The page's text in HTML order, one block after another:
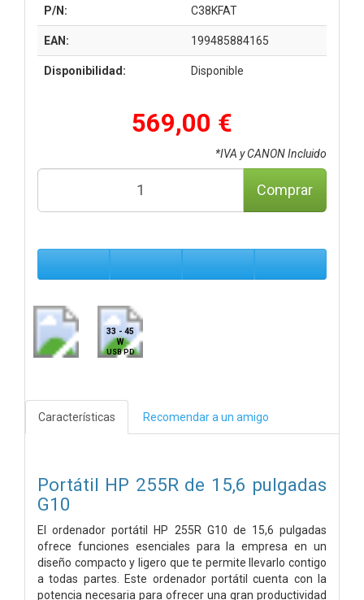
P/N: C38KFAT
EAN: 199485884165
Disponibilidad: Disponible
569,00 €
*IVA y CANON Incluido
Comprar
33 - 45
W
USB PD
Características Recomendar a un amigo
Portátil HP 255R de 15,6 pulgadas
G10
El ordenador portátil HP 255R G10 de 15,6 pulgadas
ofrece funciones esenciales para la empresa en un
diseño compacto y ligero que te permite llevarlo contigo
a todas partes. Este ordenador portátil cuenta con la
potencia necesaria para ofrecer una gran productividad